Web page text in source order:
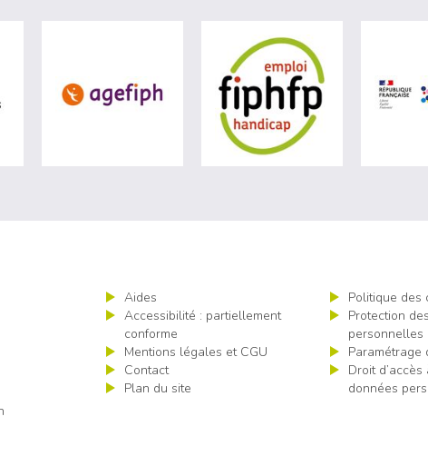
visiter les site de Ministère du travail (nouvelle fenêtre)
visiter les site de Agefiph (nouvelle fenêtre)
visiter les site
Aides
Accessibilité : partiellement
conforme
Mentions légales et CGU
Contact
Plan du site
Politique des
Protection
personnelles
Paramétrage
Droit d’accès
données